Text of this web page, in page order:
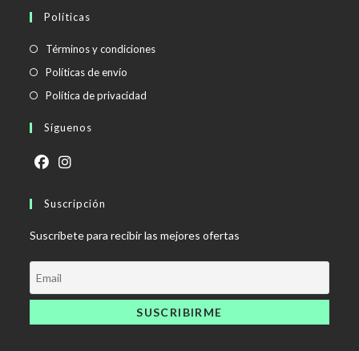
Políticas
Términos y condicionesSe
Políticas de envío
abre
Política de privacidad
Síguenos
abre
una
nueva
pestaña
abre
una
nueva
pestaña
Suscripción
Suscríbete para recibir las mejores ofertas